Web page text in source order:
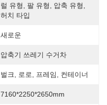
럴 유형, 팔 유형, 압축 유형,
허치 타입
새로운
압축기 쓰레기 수거차
벌크, 로로, 프레임, 컨테이너
7160*2250*2650mm